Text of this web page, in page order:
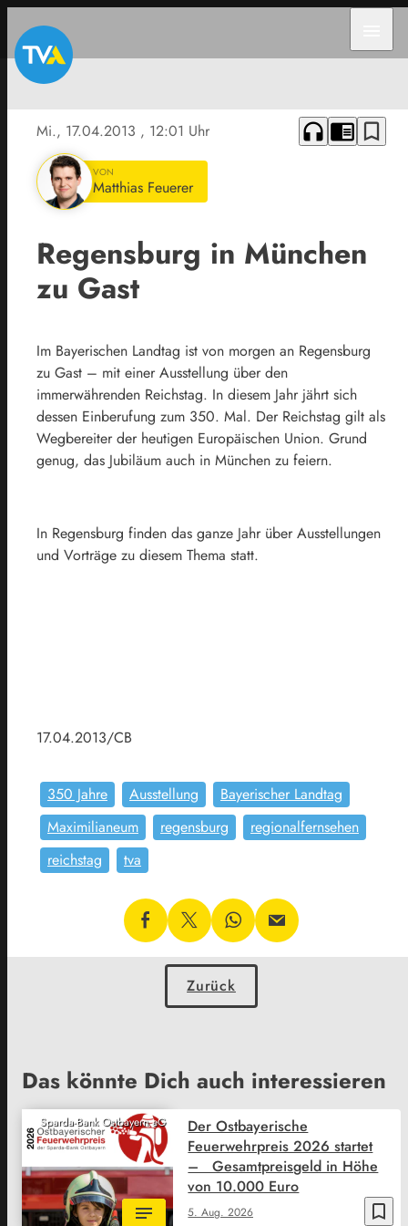
Mi., 17.04.2013 , 12:01 Uhr headphones chrome_reader_mode bookmark_border
VON
Matthias Feuerer
Regensburg in München
zu Gast
Im Bayerischen Landtag ist von morgen an Regensburg
zu Gast – mit einer Ausstellung über den
immerwährenden Reichstag. In diesem Jahr jährt sich
dessen Einberufung zum 350. Mal. Der Reichstag gilt als
Wegbereiter der heutigen Europäischen Union. Grund
genug, das Jubiläum auch in München zu feiern.
In Regensburg finden das ganze Jahr über Ausstellungen
und Vorträge zu diesem Thema statt.
17.04.2013/CB
350 Jahre Ausstellung
Bayerischer Landtag
Maximilianeum
regensburg
regionalfernsehen
reichstag
tva
Zurück
Das könnte Dich auch interessieren
Sparda-Bank Ostbayern eG
bookmark_border
5. Aug. 2026
Der Ostbayerische
Feuerwehrpreis 2026 startet
– Gesamtpreisgeld in Höhe
von 10.000 Euro